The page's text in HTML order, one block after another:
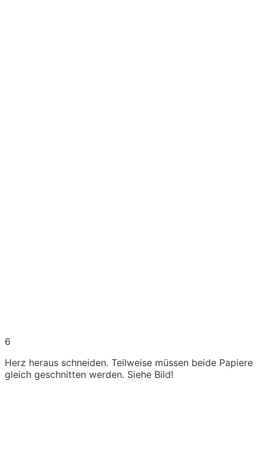
6
Herz heraus schneiden. Teilweise müssen beide Papiere
gleich geschnitten werden. Siehe Bild!